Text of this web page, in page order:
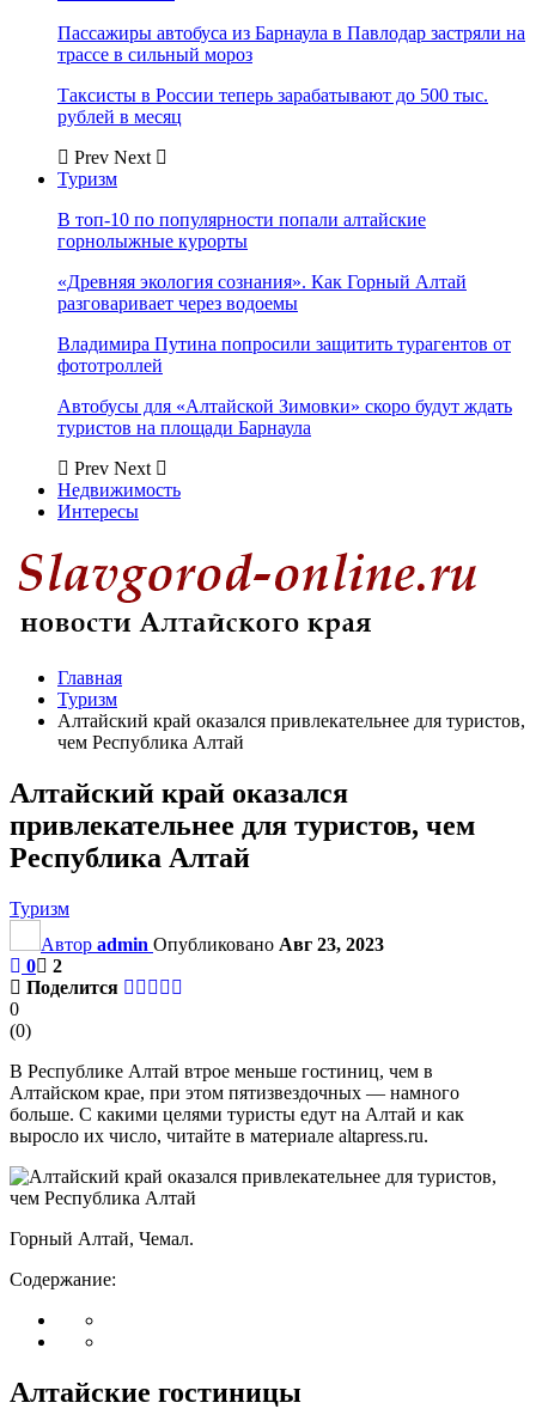
Пассажиры автобуса из Барнаула в Павлодар застряли на
трассе в сильный мороз
Таксисты в России теперь зарабатывают до 500 тыс.
рублей в месяц
Prev Next
Туризм
В топ-10 по популярности попали алтайские
горнолыжные курорты
«Древняя экология сознания». Как Горный Алтай
разговаривает через водоемы
Владимира Путина попросили защитить турагентов от
фототроллей
Автобусы для «Алтайской Зимовки» скоро будут ждать
туристов на площади Барнаула
Prev Next
Недвижимость
Интересы
Главная
Туризм
Алтайский край оказался привлекательнее для туристов,
чем Республика Алтай
Алтайский край оказался
привлекательнее для туристов, чем
Республика Алтай
Туризм
Автор admin Опубликовано Авг 23, 2023
0
2
Поделится
0
(0)
В Республике Алтай втрое меньше гостиниц, чем в
Алтайском крае, при этом пятизвездочных — намного
больше. С какими целями туристы едут на Алтай и как
выросло их число, читайте в материале altapress.ru.
Горный Алтай, Чемал.
Содержание:
Алтайские гостиницы